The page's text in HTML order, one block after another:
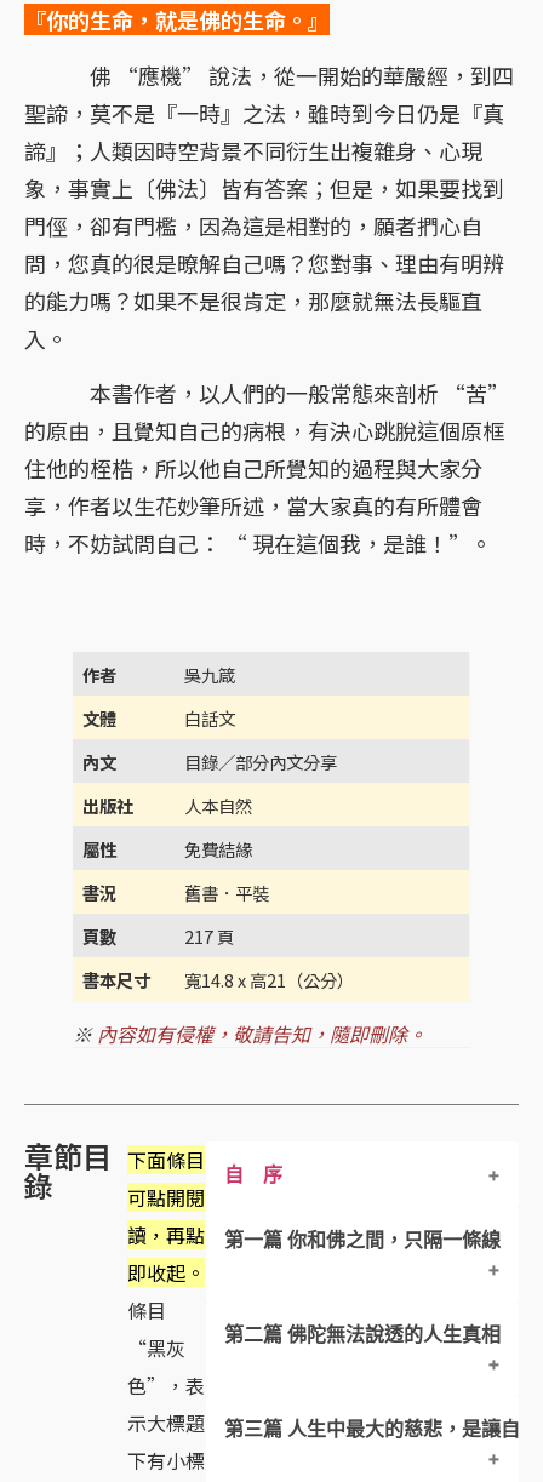
『你的生命，就是佛的生命。』
佛 “應機” 說法，從一開始的華嚴經，到四
聖諦，莫不是『一時』之法，雖時到今日仍是『真
諦』；人類因時空背景不同衍生出複雜身、心現
象，事實上〔佛法〕皆有答案；但是，如果要找到
門俓，卻有門檻，因為這是相對的，願者捫心自
問，您真的很是暸解自己嗎？您對事、理由有明辨
的能力嗎？如果不是很肯定，那麼就無法長驅直
入。
本書作者，以人們的一般常態來剖析 “苦”
的原由，且覺知自己的病根，有決心跳脫這個原框
住他的桎梏，所以他自己所覺知的過程與大家分
享，作者以生花妙筆所述，當大家真的有所體會
時，不妨試問自己： “ 現在這個我，是誰！”。
作者 吳九箴
文體 白話文
內文 目錄／部分內文分享
出版社 人本自然
屬性免費結緣
書況 舊書．平裝
頁數 217 頁
書本尺寸寬14.8 x 高21（公分）
※ 內容如有侵權，敬請告知，隨即刪除。
章節目
錄
下面條目
可點開閱
讀，再點
即收起。
條目
“黑灰
色”，表
示大標題
下有小標
自 序
第一篇 你和佛之間，只隔一條線
1 ．我那段走火入魔的日子
第二篇 佛陀無法說透的人生真相
6 ．無情無愛的人
第三篇 人生中最大的慈悲，是讓自